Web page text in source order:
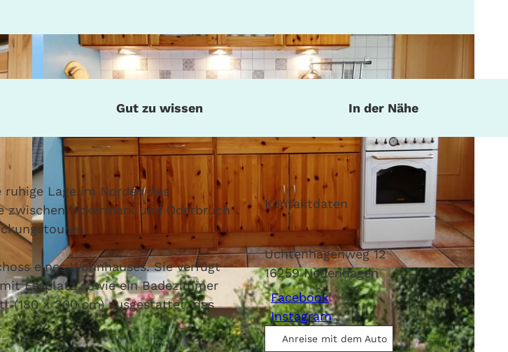
© Seenland Oder-Spree
Gut zu wissen In der Nähe
Lage im Norden des
Uckermark und Oderbruch
eines Wohnhauses. Sie verfügt
Essplatz sowie ein Badezimmer
(180 × 200 cm) ausgestattet, das
Kontaktdaten
Uchtenhagenweg 12
16259Neuenhagen
Facebook
Instagram
Anreise mit dem Auto